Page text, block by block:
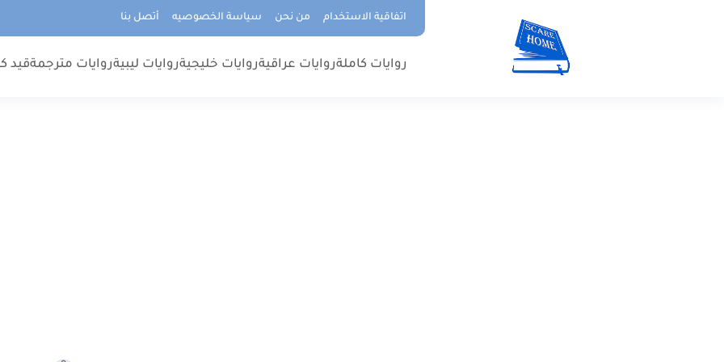
اتفاقية الاستخدام من نحن سياسة الخصوصيه أتصل بنا
روايات كاملةروايات عراقيةروايات خليجيةروايات ليبيةروايات مترجمةقيد